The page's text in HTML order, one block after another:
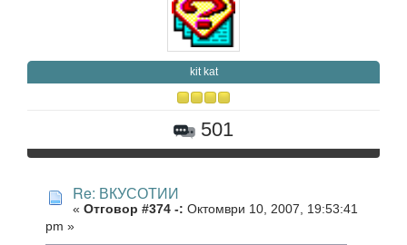
kit kat
501
Re: ВКУСОТИИ
« Отговор #374 -: Октомври 10, 2007, 19:53:41
pm »